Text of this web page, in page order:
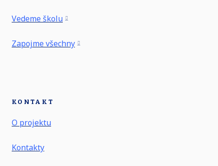
Vedeme školu
Zapojme všechny
KONTAKT
O projektu
Kontakty